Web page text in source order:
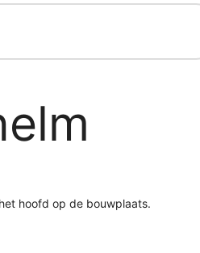
hoofd op de bouwplaats.